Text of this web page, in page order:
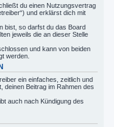
du einen Nutzungsvertrag
und erklärst dich mit
bist, so darfst du das Board
jeweils die an dieser Stelle
und kann von beiden
werden.
ein einfaches, zeitlich und
deinen Beitrag im Rahmen des
auch nach Kündigung des